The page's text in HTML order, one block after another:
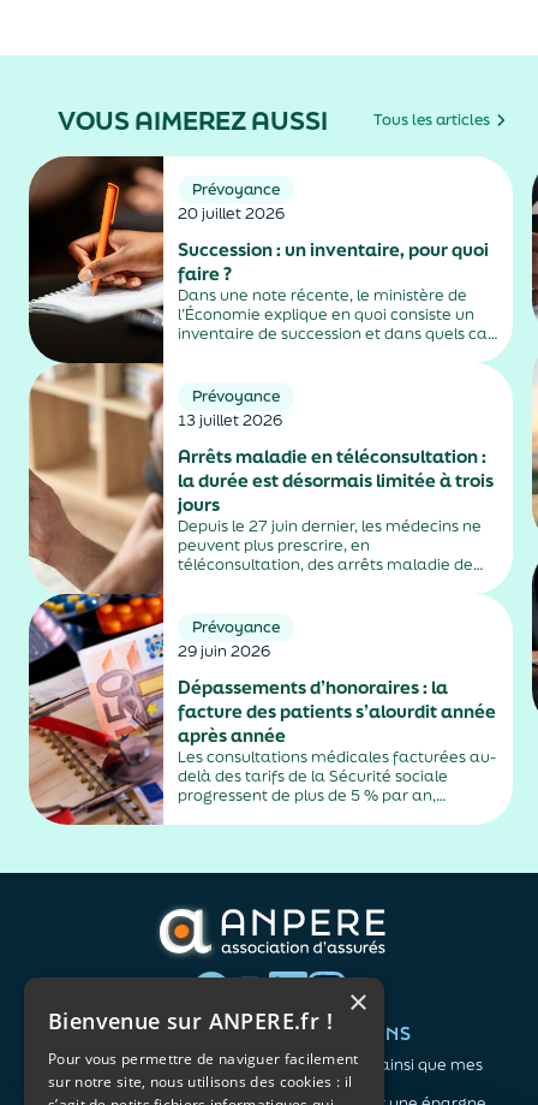
VOUS AIMEREZ AUSSI Tous les articles
Prévoyance
20 juillet 2026
Succession : un inventaire, pour quoi
faire ?
Dans une note récente, le ministère de
l’Économie explique en quoi consiste un
inventaire de succession et dans quels cas
Prévoyance
13 juillet 2026
Arrêts maladie en téléconsultation :
la durée est désormais limitée à trois
jours
Depuis le 27 juin dernier, les médecins ne
peuvent plus prescrire, en
téléconsultation, des arrêts maladie de
sociales et fiscales, s'inscrit dans un
durcissement plus...
Prévoyance
29 juin 2026
Dépassements d’honoraires : la
facture des patients s’alourdit année
après année
Les consultations médicales facturées au-
delà des tarifs de la Sécurité sociale
progressent de plus de 5 % par an,
alimentés par la montée en puissance des
QUI SOMMES-NOUS ?
L'association
Notre organisation
VOS BESOINS
Me protéger ainsi que mes
proches
×
Bienvenue sur ANPERE.fr !
Pour vous permettre de naviguer facilement
sur notre site, nous utilisons des cookies : il